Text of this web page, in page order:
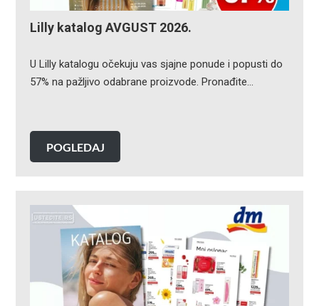
Lilly katalog AVGUST 2026.
U Lilly katalogu očekuju vas sjajne ponude i popusti do
57% na pažljivo odabrane proizvode. Pronađite…
POGLEDAJ